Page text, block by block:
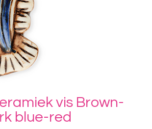
vis Brown-
blue-red